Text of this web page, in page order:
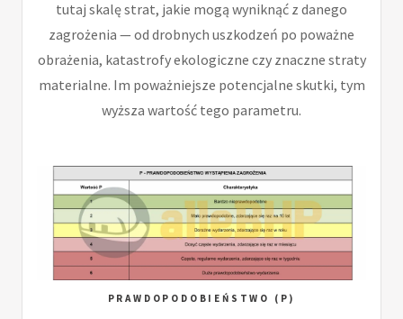
tutaj skalę strat, jakie mogą wyniknąć z danego
zagrożenia — od drobnych uszkodzeń po poważne
obrażenia, katastrofy ekologiczne czy znaczne straty
materialne. Im poważniejsze potencjalne skutki, tym
wyższa wartość tego parametru.
PRAWDOPODOBIEŃSTWO (P)